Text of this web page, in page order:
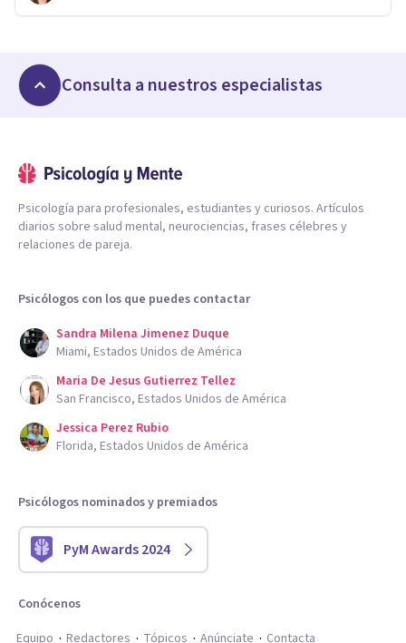
Consulta a nuestros especialistas
Psicología para profesionales, estudiantes y curiosos. Artículos
diarios sobre salud mental, neurociencias, frases célebres y
relaciones de pareja.
Psicólogos con los que puedes contactar
Sandra Milena Jimenez Duque
Miami, Estados Unidos de América
Maria De Jesus Gutierrez Tellez
San Francisco, Estados Unidos de América
Jessica Perez Rubio
Florida, Estados Unidos de América
Psicólogos nominados y premiados
PyM Awards 2024
Conócenos
Equipo
Redactores Tópicos Anúnciate Contacta